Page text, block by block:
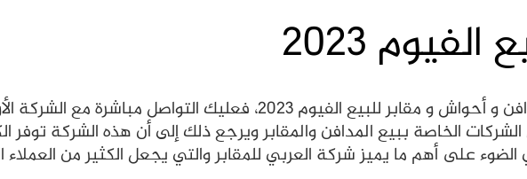
2023
2023، فعليك التواصل مباشرة مع الشركة الأولى في مجال تخصصها
الخاصة ببيع المدافن والمقابر ويرجع ذلك إلى أن هذه الشركة توفر
على أهم ما يميز شركة العربي للمقابر والتي يجعل الكثير من العملاء